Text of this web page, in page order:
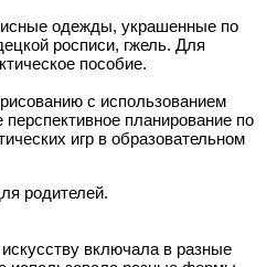
одежды, украшенные по
росписи, гжель. Для
пособие.
с использованием
перспективное планирование по
игр в образовательном
родителей.
включала в разные